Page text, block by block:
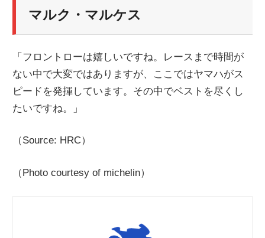
マルク・マルケス
「フロントローは嬉しいですね。レースまで時間が
ない中で大変ではありますが、ここではヤマハがス
ピードを発揮しています。その中でベストを尽くし
たいですね。」
（Source: HRC）
（Photo courtesy of michelin）